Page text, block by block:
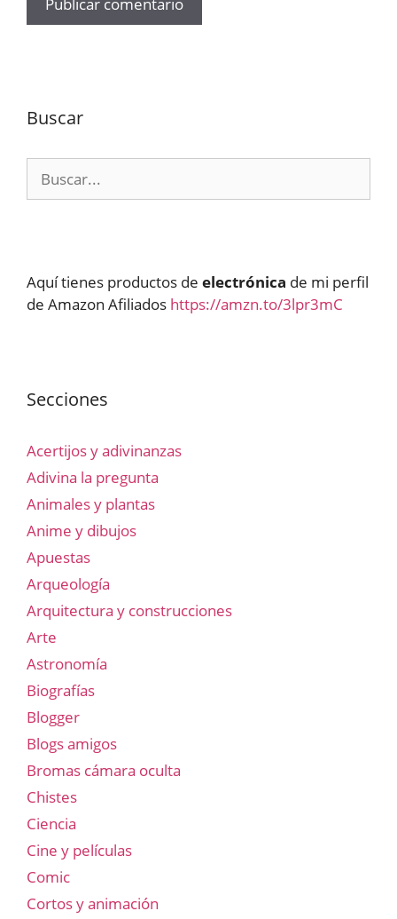
Buscar
Aquí tienes productos de electrónica de mi perfil
de Amazon Afiliados https://amzn.to/3lpr3mC
Secciones
Acertijos y adivinanzas
Adivina la pregunta
Animales y plantas
Anime y dibujos
Apuestas
Arqueología
Arquitectura y construcciones
Arte
Astronomía
Biografías
Blogger
Blogs amigos
Bromas cámara oculta
Chistes
Ciencia
Cine y películas
Comic
Cortos y animación